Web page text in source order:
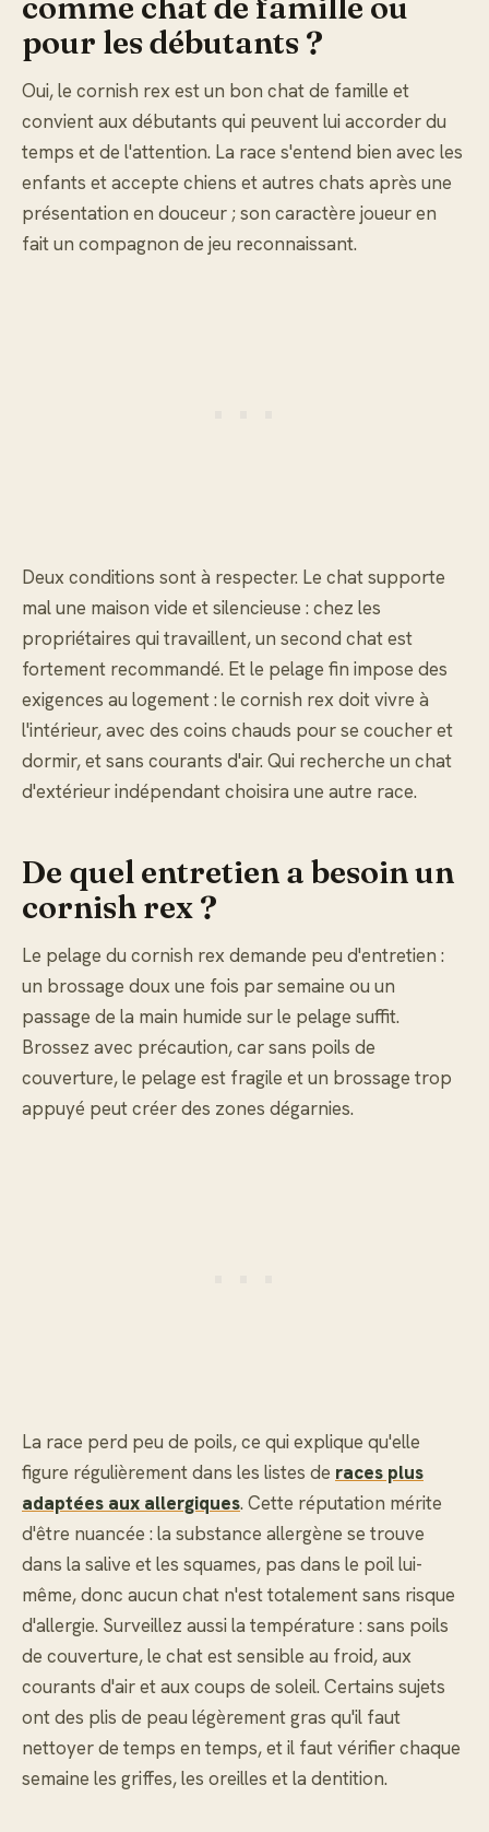
pour les débutants ?
Oui, le cornish rex est un bon chat de famille et
convient aux débutants qui peuvent lui accorder du
temps et de l'attention. La race s'entend bien avec les
enfants et accepte chiens et autres chats après une
présentation en douceur ; son caractère joueur en
fait un compagnon de jeu reconnaissant.
Deux conditions sont à respecter. Le chat supporte
mal une maison vide et silencieuse : chez les
propriétaires qui travaillent, un second chat est
fortement recommandé. Et le pelage fin impose des
exigences au logement : le cornish rex doit vivre à
l'intérieur, avec des coins chauds pour se coucher et
dormir, et sans courants d'air. Qui recherche un chat
d'extérieur indépendant choisira une autre race.
De quel entretien a besoin un
cornish rex ?
Le pelage du cornish rex demande peu d'entretien :
un brossage doux une fois par semaine ou un
passage de la main humide sur le pelage suffit.
Brossez avec précaution, car sans poils de
couverture, le pelage est fragile et un brossage trop
appuyé peut créer des zones dégarnies.
La race perd peu de poils, ce qui explique qu'elle
figure régulièrement dans les listes de races plus
adaptées aux allergiques. Cette réputation mérite
d'être nuancée : la substance allergène se trouve
dans la salive et les squames, pas dans le poil lui-
même, donc aucun chat n'est totalement sans risque
d'allergie. Surveillez aussi la température : sans poils
de couverture, le chat est sensible au froid, aux
courants d'air et aux coups de soleil. Certains sujets
ont des plis de peau légèrement gras qu'il faut
nettoyer de temps en temps, et il faut vérifier chaque
semaine les griffes, les oreilles et la dentition.